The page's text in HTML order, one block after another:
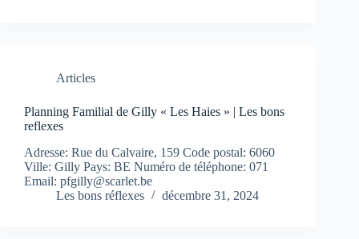
Articles
Planning Familial de Gilly « Les Haies » | Les bons
reflexes
Adresse: Rue du Calvaire, 159 Code postal: 6060
Ville: Gilly Pays: BE Numéro de téléphone: 071
Email: pfgilly@scarlet.be
Les bons réflexes
décembre 31, 2024